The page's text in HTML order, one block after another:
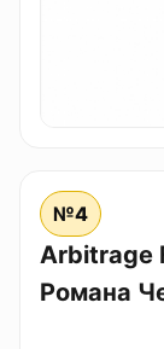
№4
Arbitrage
Романа